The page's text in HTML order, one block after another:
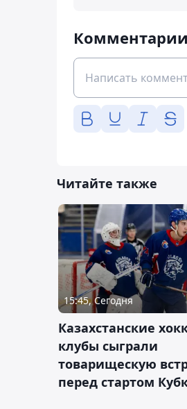
Комментарии
Читайте также
15:45, Сегодня
Казахстанские
клубы сыграли
товарищескую
перед стартом